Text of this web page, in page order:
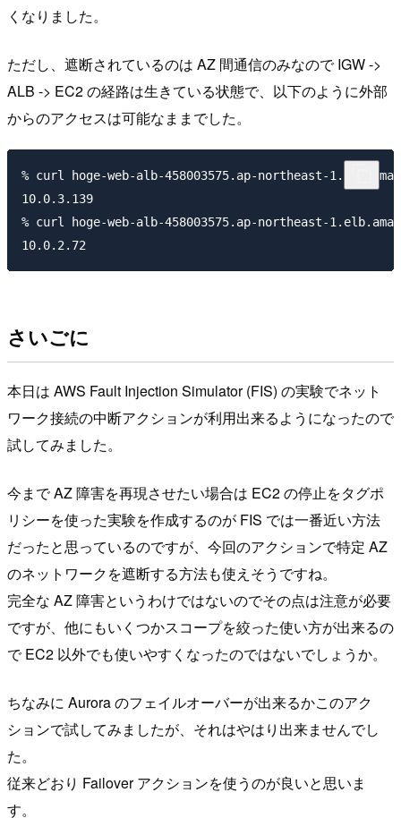
くなりました。
ただし、遮断されているのは AZ 間通信のみなので IGW ->
ALB -> EC2 の経路は生きている状態で、以下のように外部
からのアクセスは可能なままでした。
% curl hoge-web-alb-458003575.ap-northeast-
10.0.3.139
% curl hoge-web-alb-458003575.ap-northeast-
さいごに
本日は AWS Fault Injection Simulator (FIS) の実験でネット
ワーク接続の中断アクションが利用出来るようになったので
試してみました。
今まで AZ 障害を再現させたい場合は EC2 の停止をタグポ
リシーを使った実験を作成するのが FIS では一番近い方法
だったと思っているのですが、今回のアクションで特定 AZ
のネットワークを遮断する方法も使えそうですね。
完全な AZ 障害というわけではないのでその点は注意が必要
ですが、他にもいくつかスコープを絞った使い方が出来るの
で EC2 以外でも使いやすくなったのではないでしょうか。
ちなみに Aurora のフェイルオーバーが出来るかこのアク
ションで試してみましたが、それはやはり出来ませんでし
た。
従来どおり Failover アクションを使うのが良いと思いま
す。